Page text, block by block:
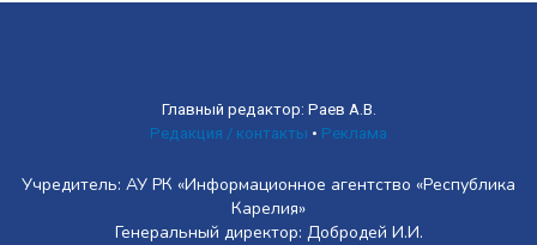
Главный редактор: Раев А.В.
Редакция / контакты • Реклама
Учредитель: АУ РК «Информационное агентство «Республика
Карелия»
Генеральный директор: Добродей И.И.